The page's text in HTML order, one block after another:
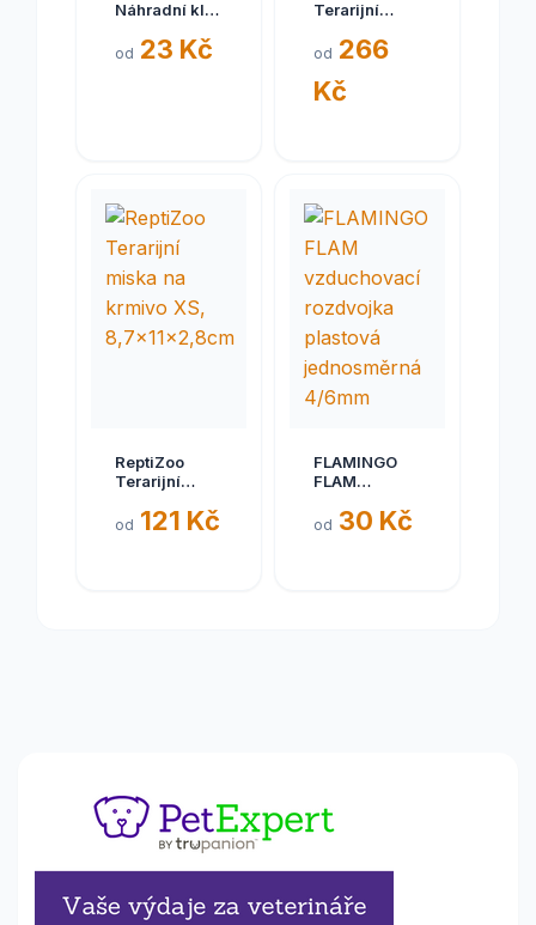
Náhradní klíč
pro
od 23 Kč
Terarijní
vodu M,
od 266
Kč
ReptiZoo
Terarijní
krmivo XS,
od 121 Kč
FLAMINGO
FLAM
rozdvojka
od 30 Kč